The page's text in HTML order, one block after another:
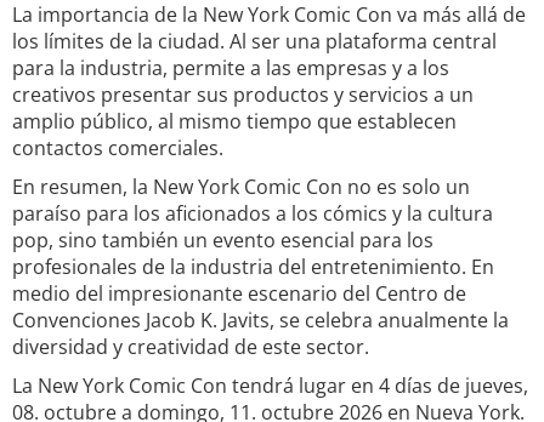
La importancia de la New York Comic Con va más allá de
los límites de la ciudad. Al ser una plataforma central
para la industria, permite a las empresas y a los
creativos presentar sus productos y servicios a un
amplio público, al mismo tiempo que establecen
contactos comerciales.
En resumen, la New York Comic Con no es solo un
paraíso para los aficionados a los cómics y la cultura
pop, sino también un evento esencial para los
profesionales de la industria del entretenimiento. En
medio del impresionante escenario del Centro de
Convenciones Jacob K. Javits, se celebra anualmente la
diversidad y creatividad de este sector.
La New York Comic Con tendrá lugar en 4 días de jueves,
08. octubre a domingo, 11. octubre 2026 en Nueva York.